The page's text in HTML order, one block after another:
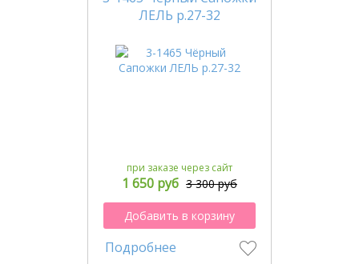
ЛЕЛЬ р.27-32
при заказе через сайт
1 650 руб 3 300 руб
Добавить в корзину
Подробнее